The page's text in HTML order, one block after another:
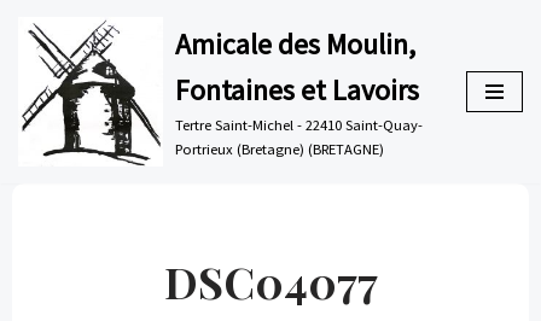
Aller
au
contenu
Amicale des Moulin,
Fontaines et Lavoirs
Tertre Saint-Michel - 22410 Saint-Quay-
Portrieux (Bretagne) (BRETAGNE)
DSC04077